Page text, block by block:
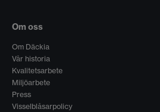
Om oss
Om Däckia
Vår historia
Kvalitetsarbete
Miljöarbete
Press
Visselblåsarpolicy